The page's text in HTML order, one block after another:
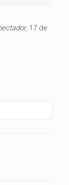
, 17 de